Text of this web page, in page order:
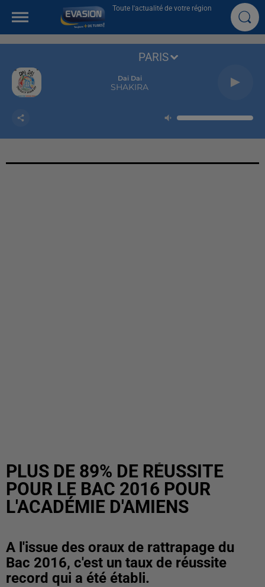
Toute l'actualité de votre région
Dai Dai
SHAKIRA
PARIS
PLUS DE 89% DE RÉUSSITE
POUR LE BAC 2016 POUR
L'ACADÉMIE D'AMIENS
A l'issue des oraux de rattrapage du
Bac 2016, c'est un taux de réussite
record qui a été établi.